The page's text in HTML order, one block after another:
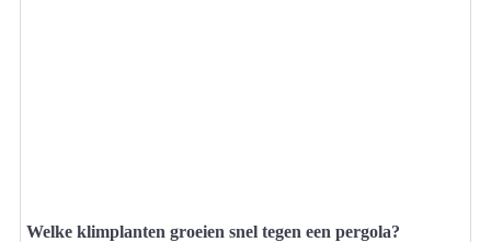
Welke klimplanten groeien snel tegen een pergola?